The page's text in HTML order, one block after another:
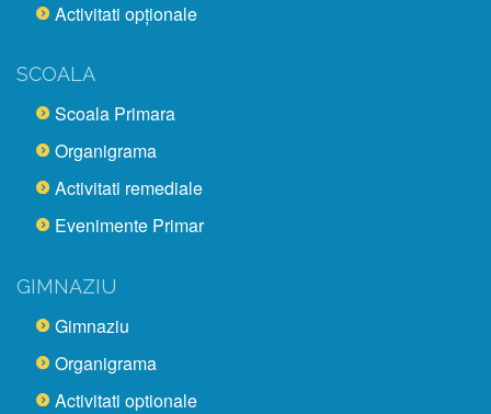
Activitati opţionale
SCOALA
Scoala Primara
Organigrama
Activitati remediale
Evenimente Primar
GIMNAZIU
Gimnaziu
Organigrama
Activitati optionale